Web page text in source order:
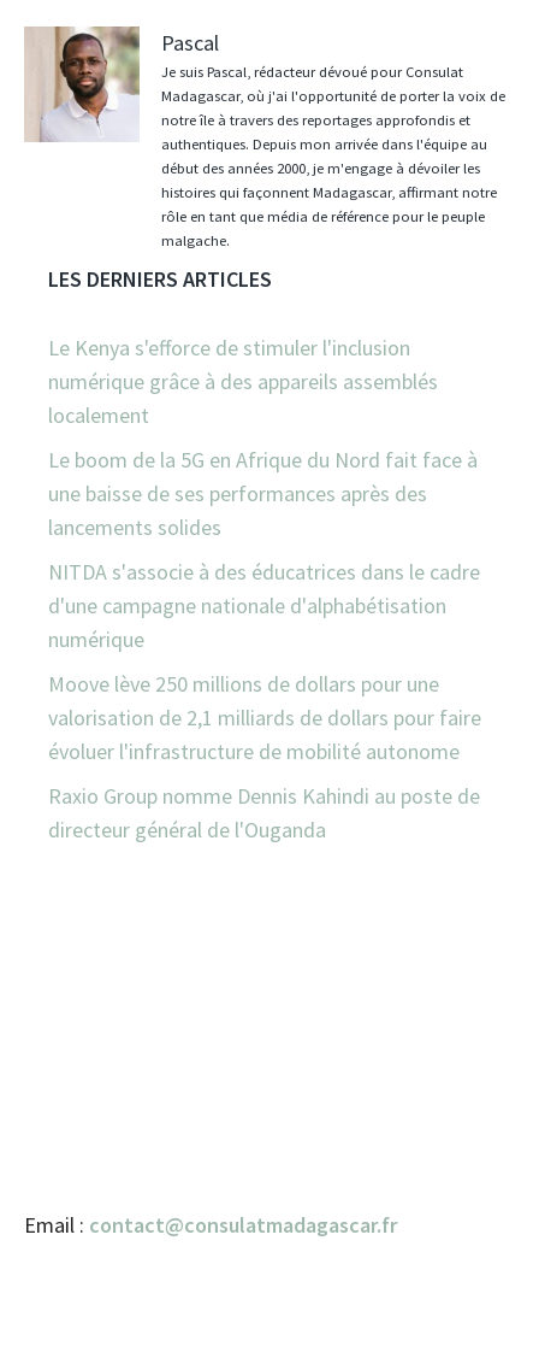
Pascal
Je suis Pascal, rédacteur dévoué pour Consulat
Madagascar, où j'ai l'opportunité de porter la voix de
notre île à travers des reportages approfondis et
authentiques. Depuis mon arrivée dans l'équipe au
début des années 2000, je m'engage à dévoiler les
histoires qui façonnent Madagascar, affirmant notre
rôle en tant que média de référence pour le peuple
malgache.
LES DERNIERS ARTICLES
Le Kenya s'efforce de stimuler l'inclusion
numérique grâce à des appareils assemblés
localement
Le boom de la 5G en Afrique du Nord fait face à
une baisse de ses performances après des
lancements solides
NITDA s'associe à des éducatrices dans le cadre
d'une campagne nationale d'alphabétisation
numérique
Moove lève 250 millions de dollars pour une
valorisation de 2,1 milliards de dollars pour faire
évoluer l'infrastructure de mobilité autonome
Raxio Group nomme Dennis Kahindi au poste de
directeur général de l'Ouganda
Email : contact@consulatmadagascar.fr